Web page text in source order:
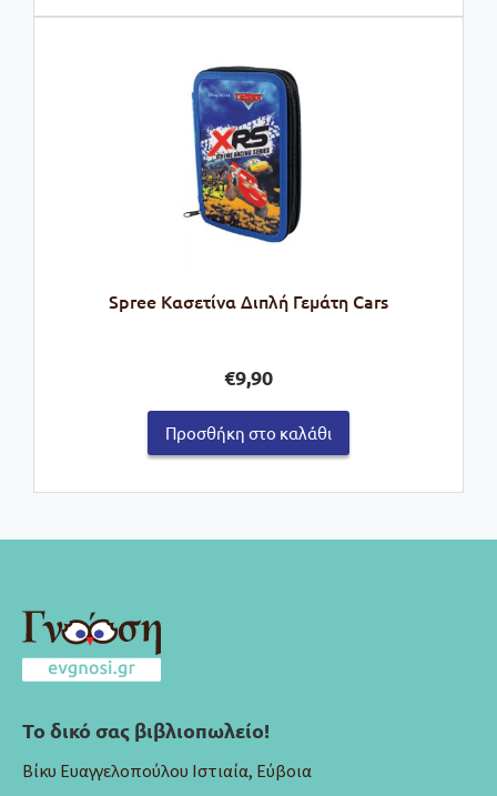
Spree Κασετίνα Διπλή Γεμάτη Cars
€9,90
Προσθήκη στο καλάθι
Το δικό σας βιβλιοπωλείο!
Βίκυ Ευαγγελοπούλου Ιστιαία, Εύβοια